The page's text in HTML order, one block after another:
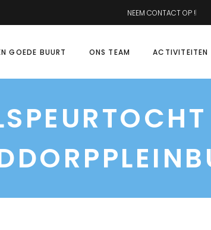
NEEM CONTACT OP !
GOEDE BUURT ONS TEAM ACTIVITEITEN